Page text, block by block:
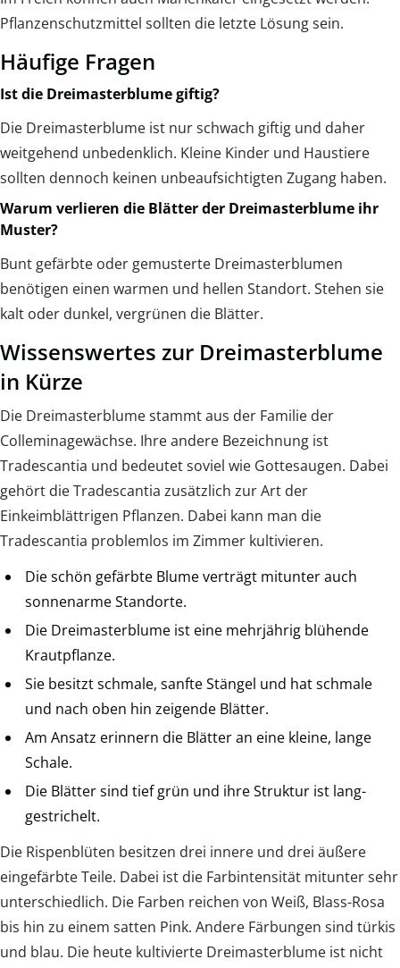
Pflanzenschutzmittel sollten die letzte Lösung sein.
Häufige Fragen
Ist die Dreimasterblume giftig?
Die Dreimasterblume ist nur schwach giftig und daher
weitgehend unbedenklich. Kleine Kinder und Haustiere
sollten dennoch keinen unbeaufsichtigten Zugang haben.
Warum verlieren die Blätter der Dreimasterblume ihr
Muster?
Bunt gefärbte oder gemusterte Dreimasterblumen
benötigen einen warmen und hellen Standort. Stehen sie
kalt oder dunkel, vergrünen die Blätter.
Wissenswertes zur Dreimasterblume
in Kürze
Die Dreimasterblume stammt aus der Familie der
Colleminagewächse. Ihre andere Bezeichnung ist
Tradescantia und bedeutet soviel wie Gottesaugen. Dabei
gehört die Tradescantia zusätzlich zur Art der
Einkeimblättrigen Pflanzen. Dabei kann man die
Tradescantia problemlos im Zimmer kultivieren.
Die schön gefärbte Blume verträgt mitunter auch
sonnenarme Standorte.
Die Dreimasterblume ist eine mehrjährig blühende
Krautpflanze.
Sie besitzt schmale, sanfte Stängel und hat schmale
und nach oben hin zeigende Blätter.
Am Ansatz erinnern die Blätter an eine kleine, lange
Schale.
Die Blätter sind tief grün und ihre Struktur ist lang-
gestrichelt.
Die Rispenblüten besitzen drei innere und drei äußere
eingefärbte Teile. Dabei ist die Farbintensität mitunter sehr
unterschiedlich. Die Farben reichen von Weiß, Blass-Rosa
bis hin zu einem satten Pink. Andere Färbungen sind türkis
und blau. Die heute kultivierte Dreimasterblume ist nicht